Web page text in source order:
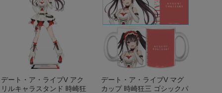
デート・ア・ライブV アク
リルキャラスタンド 時崎狂
デート・ア・ライブV マグ
カップ 時崎狂三 ゴシックパ